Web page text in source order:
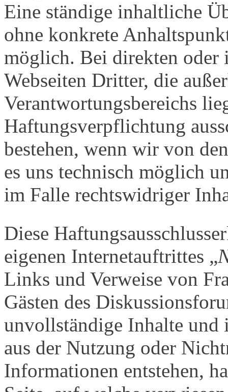
Eine ständige inhaltliche
ohne konkrete
möglich. Bei direkten oder
Webseiten Dritter, die
Verantwortungsbereichs
Haftungsverpflichtung
bestehen, wenn wir von
es uns technisch möglich
im Falle rechtswidriger
Diese
eigenen Internetauftrittes „
Links und Verweise von
Gästen des
unvollständige Inhalte und
aus der Nutzung oder
Informationen entstehen,